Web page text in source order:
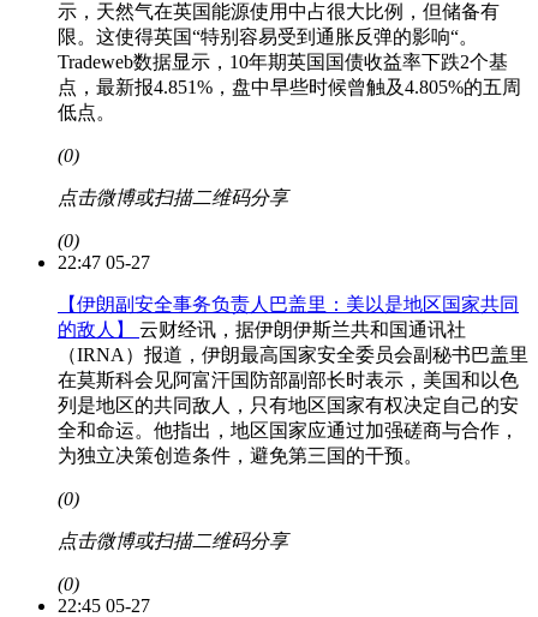
示，天然气在英国能源使用中占很大比例，但储备有
限。这使得英国“特别容易受到通胀反弹的影响“。
Tradeweb数据显示，10年期英国国债收益率下跌2个基
点，最新报4.851%，盘中早些时候曾触及4.805%的五周
低点。
(0)
点击微博或扫描二维码分享
(0)
22:47 05-27
【伊朗副安全事务负责人巴盖里：美以是地区国家共同
的敌人】 云财经讯，据伊朗伊斯兰共和国通讯社
（IRNA）报道，伊朗最高国家安全委员会副秘书巴盖里
在莫斯科会见阿富汗国防部副部长时表示，美国和以色
列是地区的共同敌人，只有地区国家有权决定自己的安
全和命运。他指出，地区国家应通过加强磋商与合作，
为独立决策创造条件，避免第三国的干预。
(0)
点击微博或扫描二维码分享
(0)
22:45 05-27